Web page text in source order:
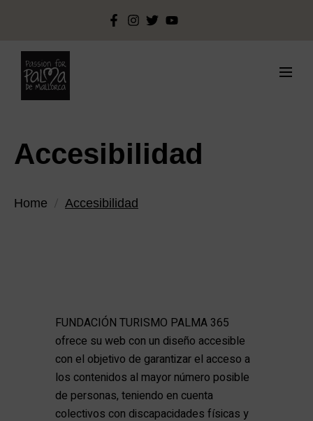
Accesibilidad
Home Accesibilidad
FUNDACIÓN TURISMO PALMA 365
ofrece su web con un diseño accesible
con el objetivo de garantizar el acceso a
los contenidos al mayor número posible
de personas, teniendo en cuenta
colectivos con discapacidades físicas y